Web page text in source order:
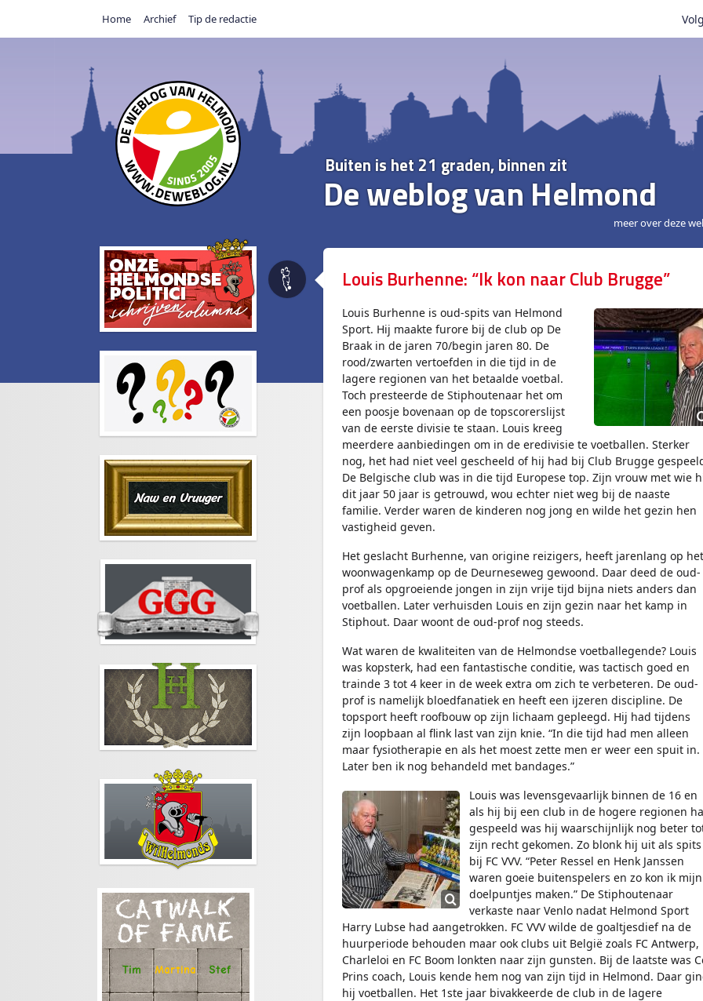
Home Archief Tip de redactie
Buiten is het 21 graden, binnen zit
De weblog van Helmond
meer over deze
CATWALK
OF FAME
Tim Martina Stef
Louis Burhenne: “Ik kon naar Club Brugge”
Louis Burhenne is oud-spits van Helmond
Sport. Hij maakte furore bij de club op De
Braak in de jaren 70/begin jaren 80. De
rood/zwarten vertoefden in die tijd in de
lagere regionen van het betaalde voetbal.
Toch presteerde de Stiphoutenaar het om
een poosje bovenaan op de topscorerslijst
van de eerste divisie te staan. Louis kreeg
meerdere aanbiedingen om in de eredivisie te voetballen. Sterker
nog, het had niet veel gescheeld of hij had bij Club Brugge
De Belgische club was in die tijd Europese top. Zijn vrouw met wie
dit jaar 50 jaar is getrouwd, wou echter niet weg bij de naaste
familie. Verder waren de kinderen nog jong en wilde het gezin hen
vastigheid geven.
Het geslacht Burhenne, van origine reizigers, heeft jarenlang op het
woonwagenkamp op de Deurneseweg gewoond. Daar deed de oud-
prof als opgroeiende jongen in zijn vrije tijd bijna niets anders dan
voetballen. Later verhuisden Louis en zijn gezin naar het kamp in
Stiphout. Daar woont de oud-prof nog steeds.
Wat waren de kwaliteiten van de Helmondse voetballegende? Louis
was kopsterk, had een fantastische conditie, was tactisch goed en
trainde 3 tot 4 keer in de week extra om zich te verbeteren. De oud-
prof is namelijk bloedfanatiek en heeft een ijzeren discipline. De
topsport heeft roofbouw op zijn lichaam gepleegd. Hij had tijdens
zijn loopbaan al flink last van zijn knie. “In die tijd had men alleen
maar fysiotherapie en als het moest zette men er weer een spuit in.
Later ben ik nog behandeld met bandages.”
Louis was levensgevaarlijk binnen de 16 en
als hij bij een club in de hogere regionen
gespeeld was hij waarschijnlijk nog beter
zijn recht gekomen. Zo blonk hij uit als spits
bij FC VVV. “Peter Ressel en Henk Janssen
waren goeie buitenspelers en zo kon ik mijn
doelpuntjes maken.” De Stiphoutenaar
verkaste naar Venlo nadat Helmond Sport
Harry Lubse had aangetrokken. FC VVV wilde de goaltjesdief na de
huurperiode behouden maar ook clubs uit België zoals FC Antwerp,
Charleloi en FC Boom lonkten naar zijn gunsten. Bij de laatste was
Prins coach, Louis kende hem nog van zijn tijd in Helmond. Daar
hij voetballen. Het 1ste jaar bivakkeerde de club in de lagere